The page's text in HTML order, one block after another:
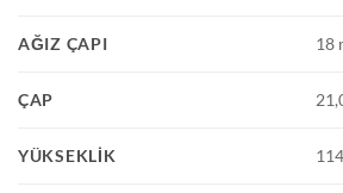
AĞIZ ÇAPI 18
ÇAP
YÜKSEKLIK